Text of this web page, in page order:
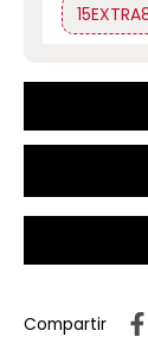
Compartir